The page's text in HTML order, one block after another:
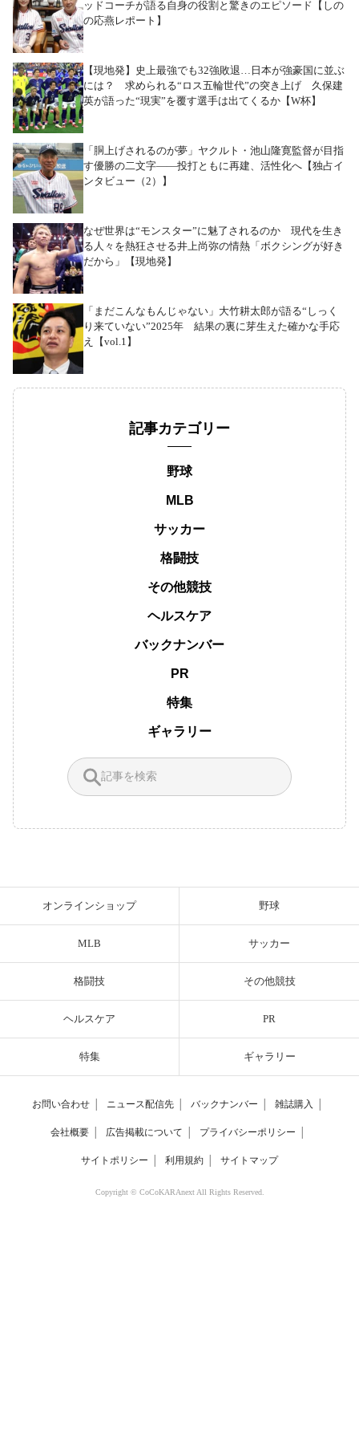
ッドコーチが語る自身の役割と驚きのエピソード【しの
の応燕レポート】
【現地発】史上最強でも32強敗退…日本が強豪国に並ぶ
には？ 求められる“ロス五輪世代”の突き上げ 久保建
英が語った“現実”を覆す選手は出てくるか【W杯】
「胴上げされるのが夢」ヤクルト・池山隆寛監督が目指
す優勝の二文字――投打ともに再建、活性化へ【独占イ
ンタビュー（2）】
なぜ世界は“モンスター”に魅了されるのか 現代を生き
る人々を熱狂させる井上尚弥の情熱「ボクシングが好き
だから」【現地発】
「まだこんなもんじゃない」大竹耕太郎が語る“しっく
り来ていない”2025年 結果の裏に芽生えた確かな手応
え【vol.1】
記事カテゴリー
野球
MLB
サッカー
格闘技
その他競技
ヘルスケア
バックナンバー
PR
特集
ギャラリー
オンラインショップ 野球
MLB サッカー
格闘技 その他競技
ヘルスケア PR
特集 ギャラリー
お問い合わせ ニュース配信先 バックナンバー 雑誌購入
会社概要 広告掲載について プライバシーポリシー
サイトポリシー 利用規約 サイトマップ
Copyright © CoCoKARAnext All Rights Reserved.